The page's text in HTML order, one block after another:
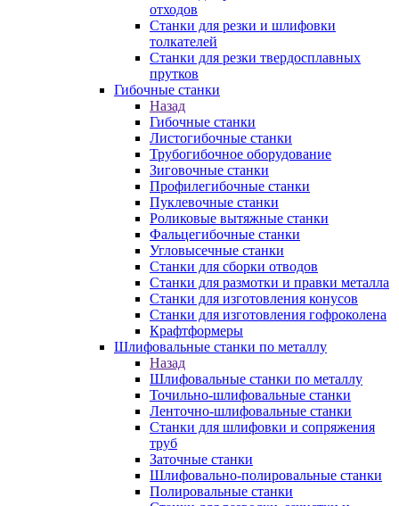
отходов
Станки для резки и шлифовки
толкателей
Станки для резки твердосплавных
прутков
Гибочные станки
Назад
Гибочные станки
Листогибочные станки
Трубогибочное оборудование
Зиговочные станки
Профилегибочные станки
Пуклевочные станки
Роликовые вытяжные станки
Фальцегибочные станки
Угловысечные станки
Станки для сборки отводов
Станки для размотки и правки металла
Станки для изготовления конусов
Станки для изготовления гофроколена
Крафтформеры
Шлифовальные станки по металлу
Назад
Шлифовальные станки по металлу
Точильно-шлифовальные станки
Ленточно-шлифовальные станки
Станки для шлифовки и сопряжения
труб
Заточные станки
Шлифовально-полировальные станки
Полировальные станки